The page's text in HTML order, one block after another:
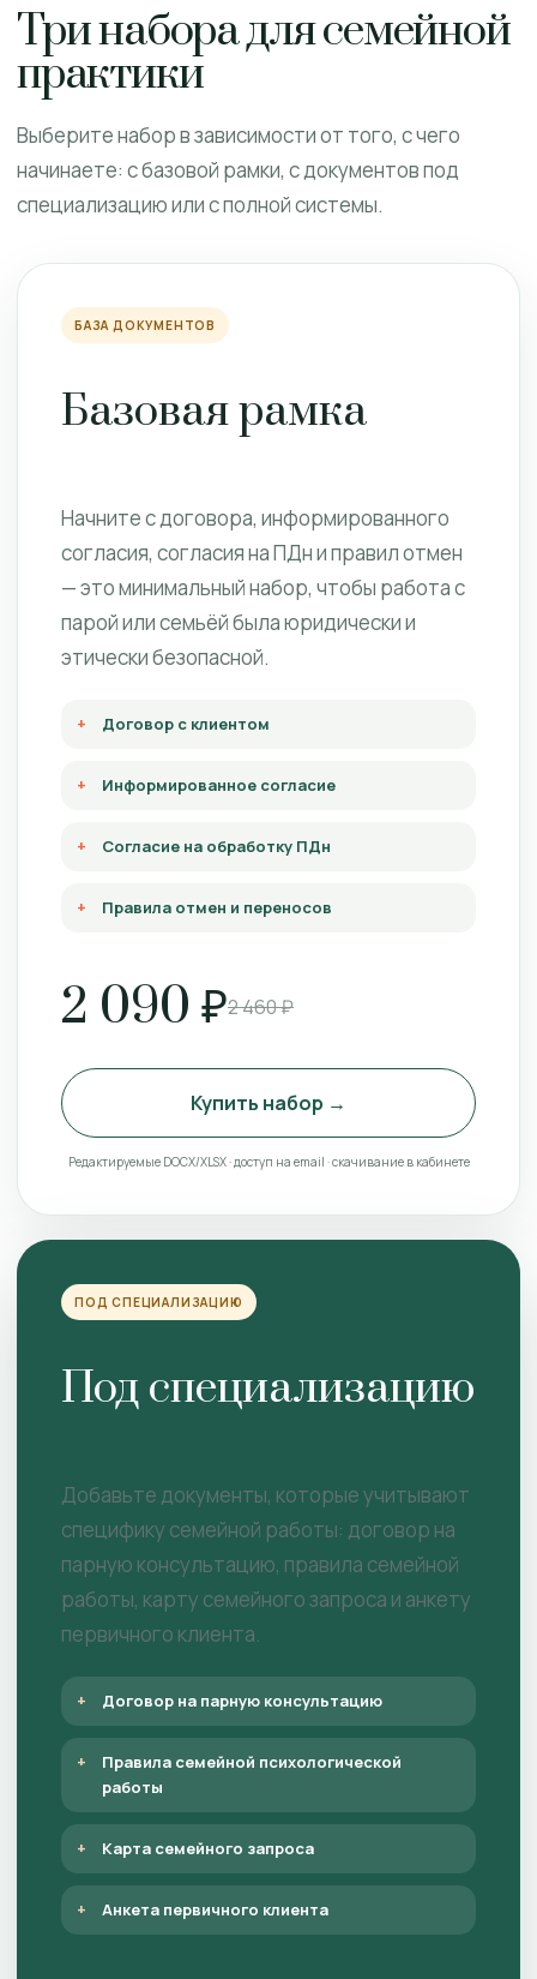
Три набора для семейной
практики
Выберите набор в зависимости от того, с чего
начинаете: с базовой рамки, с документов под
специализацию или с полной системы.
БАЗА ДОКУМЕНТОВ
Базовая рамка
Начните с договора, информированного
согласия, согласия на ПДн и правил отмен
— это минимальный набор, чтобы работа с
парой или семьёй была юридически и
этически безопасной.
Договор с клиентом
Информированное согласие
Согласие на обработку ПДн
Правила отмен и переносов
2 090 ₽2 460 ₽
Купить набор →
Редактируемые DOCX/XLSX · доступ на email · скачивание в кабинете
ПОД СПЕЦИАЛИЗАЦИЮ
Под специализацию
Добавьте документы, которые учитывают
специфику семейной работы: договор на
парную консультацию, правила семейной
работы, карту семейного запроса и анкету
первичного клиента.
Договор на парную консультацию
Правила семейной психологической
работы
Карта семейного запроса
Анкета первичного клиента